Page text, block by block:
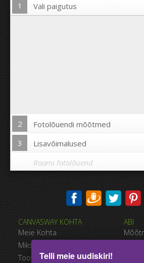
Lae pilt üles
1 Vali paigutus
2
Fotolõuendi mõõtmed
3
Lisavõimalused
Trükkida pilt fotolõuendi
Ei
Kaugus piltide vahel:
Raami fotolõuend
CANVASWAY KOHTA
Meie Kohta
Miks CanvasWAY
Toote Kvaliteet
ABI
Telli meie uudiskiri!